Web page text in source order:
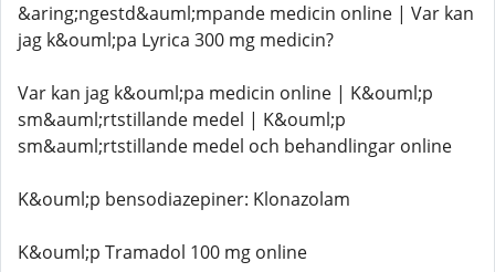
&aring;ngestd&auml;mpande medicin online | Var kan
jag k&ouml;pa Lyrica 300 mg medicin?
Var kan jag k&ouml;pa medicin online | K&ouml;p
sm&auml;rtstillande medel | K&ouml;p
sm&auml;rtstillande medel och behandlingar online
K&ouml;p bensodiazepiner: Klonazolam
K&ouml;p Tramadol 100 mg online